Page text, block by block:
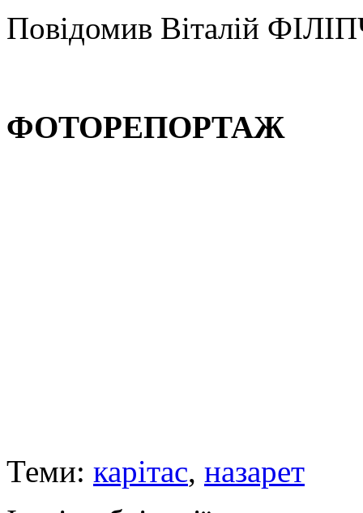
Повідомив Віталій
ФОТОРЕПОРТАЖ
Теми: карітас, назарет